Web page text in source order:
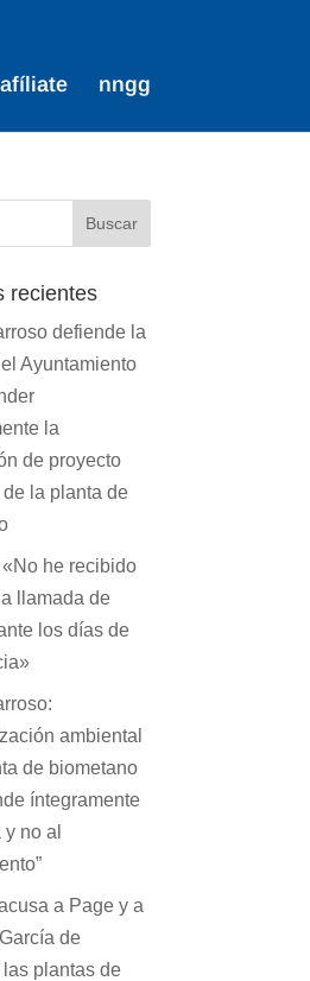
afíliate nngg
recientes
defiende la
Ayuntamiento
la
de proyecto
la planta de
he recibido
llamada de
los días de
ambiental
de biometano
íntegramente
no al
a Page y a
de
las plantas de